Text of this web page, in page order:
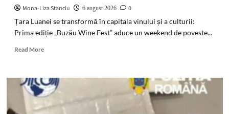
pe
Mona-Liza Stanciu
6 august 2026
0
Țara Luanei se transformă în capitala vinului și a culturii:
Prima ediție „Buzău Wine Fest” aduce un weekend de poveste...
Read MoreRead
PREMIERĂ
ISTORICĂ
la
Pietroasele: